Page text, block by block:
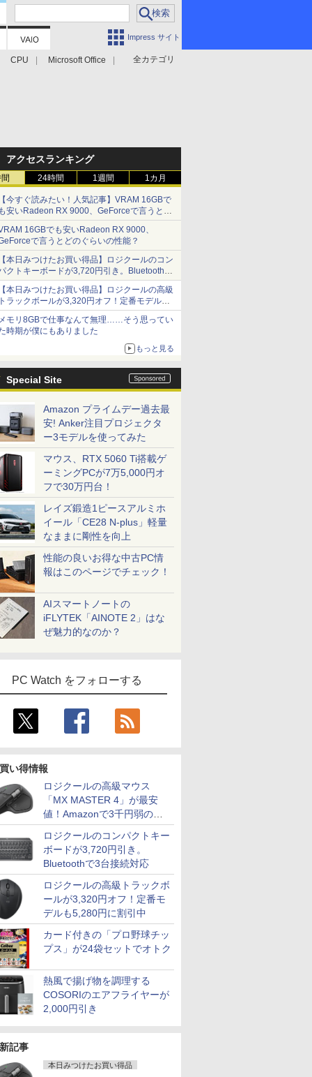
Impress サイト
全カテゴリ
CPU Microsoft Office
アクセスランキング
24時間 1週間 1カ月
今すぐ読みたい！人気記事】VRAM 16GBで
安いRadeon RX 9000、GeForceで言うとど
ぐらいの性能？ - PC Watch
16GBでも安いRadeon RX 9000、
で言うとどのぐらいの性能？
本日みつけたお買い得品】ロジクールのコン
クトキーボードが3,720円引き。Bluetoothで3
接続対応
本日みつけたお買い得品】ロジクールの高級
ラックボールが3,320円オフ！定番モデルも
円に割引中
モリ8GBで仕事なんて無理……そう思ってい
時期が僕にもありました
もっと見る
Special Site
Amazon プライムデー過去最
安! Anker注目プロジェクタ
ー3モデルを使ってみた
マウス、RTX 5060 Ti搭載ゲ
ーミングPCが7万5,000円オ
フで30万円台！
レイズ鍛造1ピースアルミホ
イール「CE28 N-plus」軽量
なままに剛性を向上
性能の良いお得な中古PC情
報はこのページでチェック！
AIスマートノートの
iFLYTEK「AINOTE 2」はな
ぜ魅力的なのか？
PC Watch をフォローする
い得情報
ロジクールの高級マウス
「MX MASTER 4」が最安
値！Amazonで3千円弱の割
引
ロジクールのコンパクトキー
ボードが3,720円引き。
Bluetoothで3台接続対応
ロジクールの高級トラックボ
ールが3,320円オフ！定番モ
デルも5,280円に割引中
カード付きの「プロ野球チッ
プス」が24袋セットでオトク
熱風で揚げ物を調理する
COSORIのエアフライヤーが
2,000円引き
記事
本日みつけたお買い得品